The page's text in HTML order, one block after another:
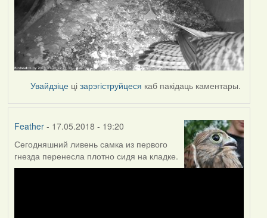
Увайдзіце цізарэгіструйцеся каб пакідаць каментары.
Feather- 17.05.2018 - 19:20
Сегодняшний ливень самка из первого
гнезда перенесла плотно сидя на кладке.